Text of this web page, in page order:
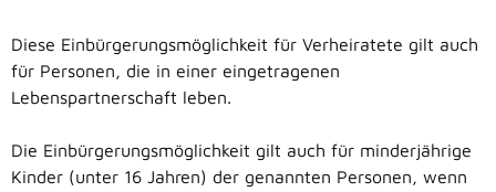
Diese Einbürgerungsmöglichkeit für Verheiratete gilt auch
für Personen, die in einer eingetragenen
Lebenspartnerschaft leben.
Die Einbürgerungsmöglichkeit gilt auch für minderjährige
Kinder (unter 16 Jahren) der genannten Personen, wenn